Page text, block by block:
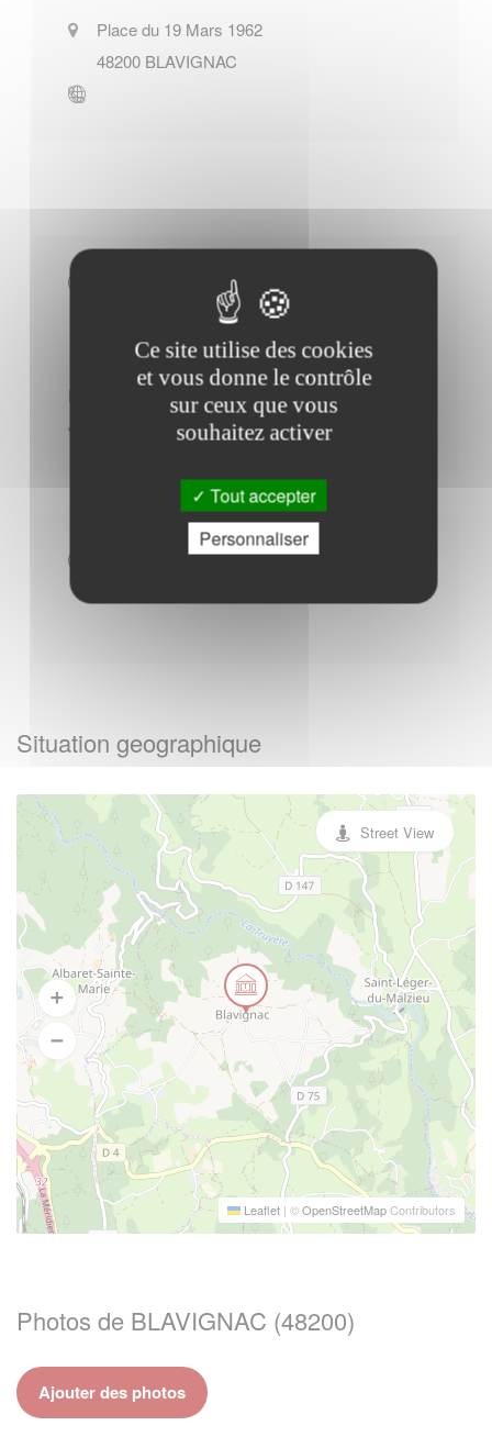
Place du 19 Mars 1962
48200 BLAVIGNAC
Horaires Mairie
Mardi : - 09h30 à 11h30
Jeudi : - 09h30 à 11h30
Situation geographique
Leaflet | ©OpenStreetMapContributors
Street View
Photos de BLAVIGNAC (48200)
Ajouter des photos
Ce site utilise des cookies
et vous donne le contrôle
sur ceux que vous
souhaitez activer
Tout accepter
Personnaliser